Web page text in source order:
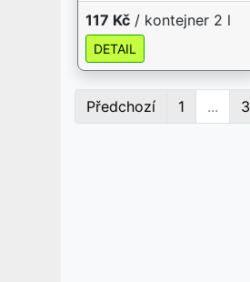
117 Kč / kontejner 2 l
DETAIL
Předchozí 1 ... 3